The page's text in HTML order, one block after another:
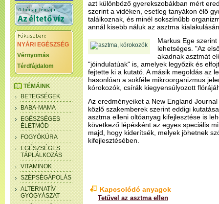
NYÁRI EGÉSZSÉG
Vérnyomás
Térdfájdalom
TÉMÁINK
BETEGSÉGEK
BABA-MAMA
EGÉSZSÉGES
ÉLETMÓD
FOGYÓKÚRA
EGÉSZSÉGES
TÁPLÁLKOZÁS
VITAMINOK
SZÉPSÉGÁPOLÁS
ALTERNATÍV
GYÓGYÁSZAT
azt különböző gyerekszobákban mért
szerint a vidéken, esetleg tanyákon élő
találkoznak, és minél sokszínűbb
annál kisebb náluk az asztma
Markus Ege
lehetséges. "Az
akadnak asztmát
"jóindulatúak" is, amelyek legyőzik és
fejtette ki a kutató. A másik megoldás az
hasonlóan a sokféle mikroorganizmus
kórokozók, csírák kiegyensúlyozott
Az eredményeiket a New England
közlő szakemberek szerint eddigi
asztma elleni oltóanyag kifejlesztése is
következő lépésként az egyes speciális
majd, hogy kiderítsék, melyek jöhetnek
kifejlesztésében.
Kapcsolódó anyagok
Tetűvel az asztma ellen